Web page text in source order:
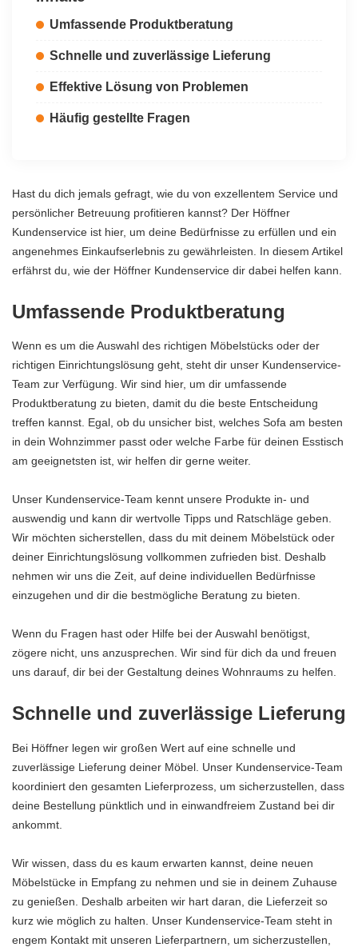
Umfassende Produktberatung
Schnelle und zuverlässige Lieferung
Effektive Lösung von Problemen
Häufig gestellte Fragen
Hast du dich jemals gefragt, wie du von exzellentem Service und
persönlicher Betreuung profitieren kannst? Der Höffner
Kundenservice ist hier, um deine Bedürfnisse zu erfüllen und ein
angenehmes Einkaufserlebnis zu gewährleisten. In diesem Artikel
erfährst du, wie der Höffner Kundenservice dir dabei helfen kann.
Umfassende Produktberatung
Wenn es um die Auswahl des richtigen Möbelstücks oder der
richtigen Einrichtungslösung geht, steht dir unser Kundenservice-
Team zur Verfügung. Wir sind hier, um dir umfassende
Produktberatung zu bieten, damit du die beste Entscheidung
treffen kannst. Egal, ob du unsicher bist, welches Sofa am besten
in dein Wohnzimmer passt oder welche Farbe für deinen Esstisch
am geeignetsten ist, wir helfen dir gerne weiter.
Unser Kundenservice-Team kennt unsere Produkte in- und
auswendig und kann dir wertvolle Tipps und Ratschläge geben.
Wir möchten sicherstellen, dass du mit deinem Möbelstück oder
deiner Einrichtungslösung vollkommen zufrieden bist. Deshalb
nehmen wir uns die Zeit, auf deine individuellen Bedürfnisse
einzugehen und dir die bestmögliche Beratung zu bieten.
Wenn du Fragen hast oder Hilfe bei der Auswahl benötigst,
zögere nicht, uns anzusprechen. Wir sind für dich da und freuen
uns darauf, dir bei der Gestaltung deines Wohnraums zu helfen.
Schnelle und zuverlässige Lieferung
Bei Höffner legen wir großen Wert auf eine schnelle und
zuverlässige Lieferung deiner Möbel. Unser Kundenservice-Team
koordiniert den gesamten Lieferprozess, um sicherzustellen, dass
deine Bestellung pünktlich und in einwandfreiem Zustand bei dir
ankommt.
Wir wissen, dass du es kaum erwarten kannst, deine neuen
Möbelstücke in Empfang zu nehmen und sie in deinem Zuhause
zu genießen. Deshalb arbeiten wir hart daran, die Lieferzeit so
kurz wie möglich zu halten. Unser Kundenservice-Team steht in
engem Kontakt mit unseren Lieferpartnern, um sicherzustellen,